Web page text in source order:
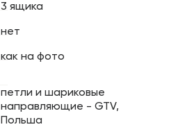
3 ящика
нет
как на фото
петли и шариковые
направляющие - GTV,
Польша